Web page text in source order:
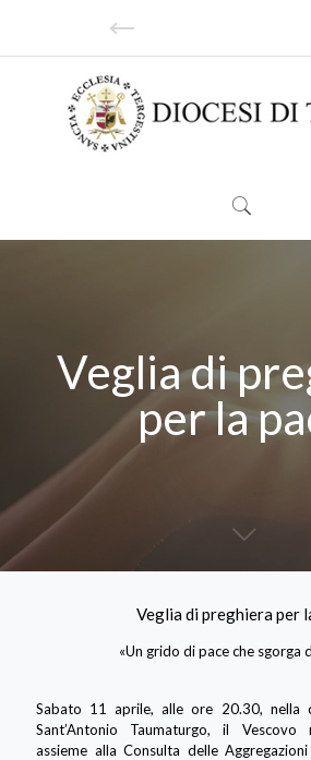
Veglia di
per la
Veglia di preghiera per
«Un grido di pace che sgorga
Sabato 11 aprile, alle ore 20.30, nella
Sant’Antonio Taumaturgo, il Vescovo
assieme alla Consulta delle